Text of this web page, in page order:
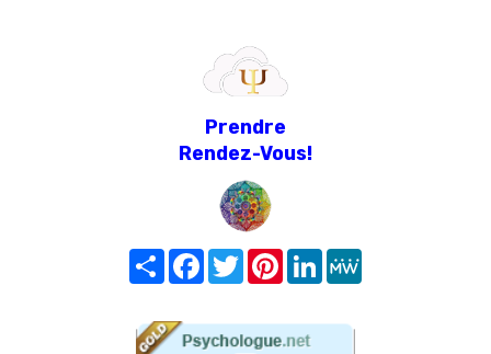
Prendre
Rendez-Vous!
Share FacebookTwitterPinterest
LinkedIn